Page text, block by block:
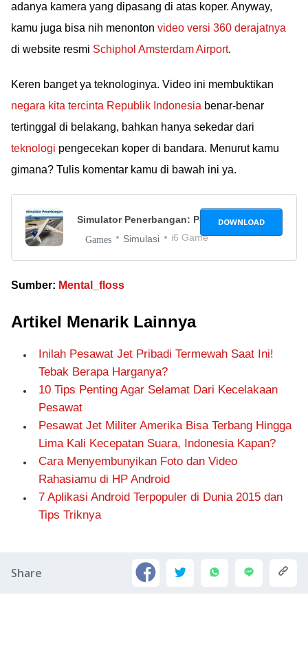
adanya kamera yang dipasang di atas koper. Anyway,
kamu juga bisa nih menonton video versi 360 derajatnya
di website resmi Schiphol Amsterdam Airport.
Keren banget ya teknologinya. Video ini membuktikan
negara kita tercinta Republik Indonesia benar-benar
tertinggal di belakang, bahkan hanya sekedar dari
teknologi pengecekan koper di bandara. Menurut kamu
gimana? Tulis komentar kamu di bawah ini ya.
Simulator Penerbangan: Pesawat1.24
Games Simulasi i6 Game
DOWNLOAD
Sumber: Mental_floss
Artikel Menarik Lainnya
Inilah Pesawat Jet Pribadi Termewah Saat Ini!
Tebak Berapa Harganya?
10 Tips Penting Agar Selamat Dari Kecelakaan
Pesawat
Pesawat Jet Militer Amerika Bisa Terbang Hingga
Lima Kali Kecepatan Suara, Indonesia Kapan?
Cara Menyembunyikan Foto dan Video
Rahasiamu di HP Android
7 Aplikasi Android Terpopuler di Dunia 2015 dan
Tips Triknya
Share